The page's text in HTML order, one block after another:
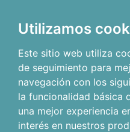
Utilizamos
Este sitio web utiliza
de seguimiento para
navegación con los
la funcionalidad básica
una mejor experiencia
interés en nuestros